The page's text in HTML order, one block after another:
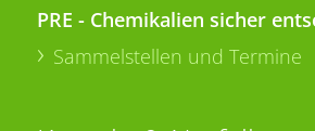
PRE - Chemikalien sicher
Sammelstellen und Termine